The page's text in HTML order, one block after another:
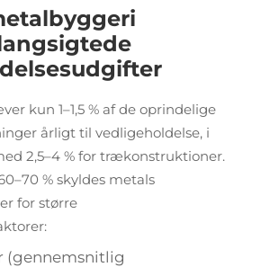
kun 1–1,5 % af de oprindelige
årligt til vedligeholdelse, i
2,5–4 % for trækonstruktioner.
% skyldes metals
for større
(gennemsnitlig